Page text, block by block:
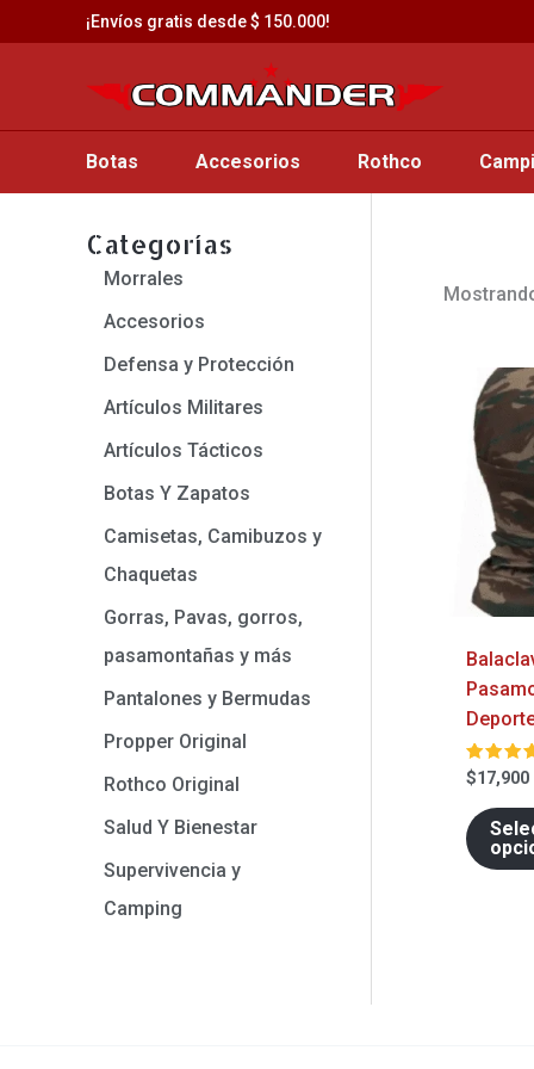
al
¡Envíos gratis desde $ 150.000!
Botas Accesorios Rothco
Categorías
Morrales
Accesorios
Defensa y Protección
Artículos Militares
Artículos Tácticos
Botas Y Zapatos
Camisetas, Camibuzos y
Chaquetas
Gorras, Pavas, gorros,
pasamontañas y más
Pantalones y Bermudas
Propper Original
Rothco Original
Salud Y Bienestar
Supervivencia y
Camping
en
5.00
de 5
$17,900